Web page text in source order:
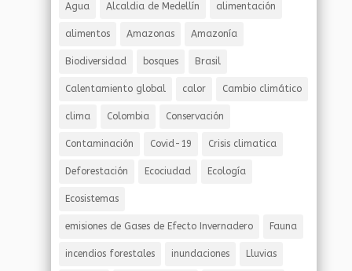
Agua Alcaldia de Medellín alimentación
alimentos Amazonas Amazonía
Biodiversidad bosques Brasil
Calentamiento global calor Cambio climático
clima Colombia Conservación
Contaminación Covid-19 Crisis climatica
Deforestación Ecociudad Ecología
Ecosistemas
emisiones de Gases de Efecto Invernadero Fauna
incendios forestales inundaciones Lluvias